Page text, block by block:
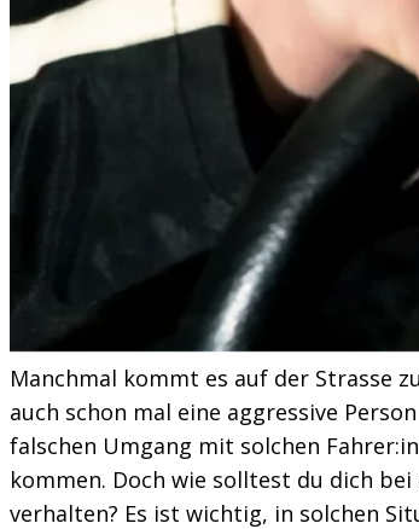
Manchmal kommt es auf der Strasse
auch schon mal eine aggressive
falschen Umgang mit solchen
kommen. Doch wie solltest du dich
verhalten? Es ist wichtig, in solchen